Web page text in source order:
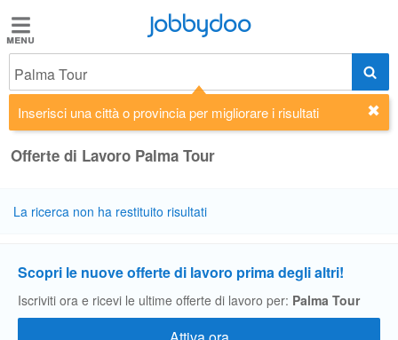
Jobbydoo
Offerte
di
lavoro
professioni
Blog
Jobbydoo
Palma Tour
Inserisci una città o provincia per migliorare i risultati
Offerte di Lavoro Palma Tour
La ricerca non ha restituito risultati
Scopri le nuove offerte di lavoro prima degli altri!
Iscriviti ora e ricevi le ultime offerte di lavoro per: Palma Tour